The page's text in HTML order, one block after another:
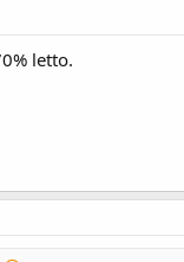
letto.